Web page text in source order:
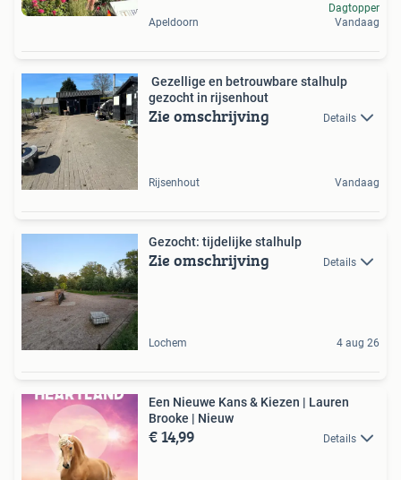
Apeldoorn
Dagtopper
Vandaag
️ Gezellige en betrouwbare stalhulp
gezocht in rijsenhout
Zie omschrijving Details
Rijsenhout Vandaag
Gezocht: tijdelijke stalhulp
Zie omschrijving Details
Lochem 4 aug 26
Een Nieuwe Kans & Kiezen | Lauren
Brooke | Nieuw
€ 14,99 Details